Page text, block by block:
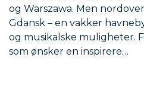
og Warszawa. Men
Gdansk – en vakker
og musikalske muligheter.
som ønsker en inspirere…